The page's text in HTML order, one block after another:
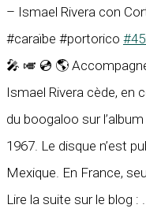
– Ismael Rivera con
#caraïbe #portorico
🎤 🎺 💿 🌎
Ismael Rivera cède, en
du boogaloo sur
1967. Le disque n’est
Mexique. En France,
Lire la suite sur le blog :